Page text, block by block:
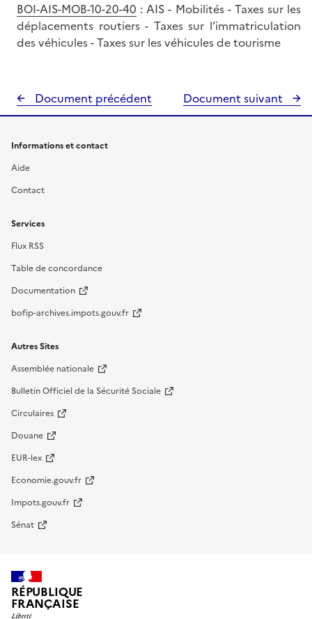
BOI-AIS-MOB-10-20-40 : AIS - Mobilités - Taxes sur les
déplacements routiers - Taxes sur l’immatriculation
des véhicules - Taxes sur les véhicules de tourisme
Document précédent Document suivant
Informations et contact
Aide
Contact
Services
Flux RSS
Table de concordance
Documentation
bofip-archives.impots.gouv.fr
Autres Sites
Assemblée nationale
Bulletin Officiel de la Sécurité Sociale
Circulaires
Douane
EUR-lex
Economie.gouv.fr
Impots.gouv.fr
Sénat
RÉPUBLIQUE
FRANÇAISE